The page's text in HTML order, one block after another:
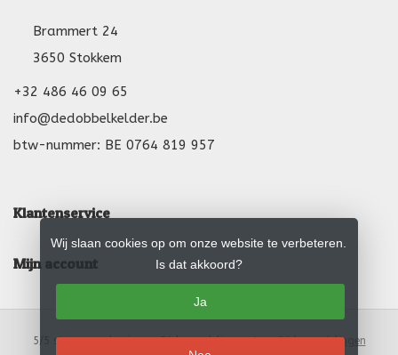
Brammert 24
3650 Stokkem
+32 486 46 09 65
info@dedobbelkelder.be
btw-nummer: BE 0764 819 957
Klantenservice
Mijn account
5 sterren op basis van24beoordelingen.Lees 24 beoordelingen
Wij slaan cookies op om onze website te verbeteren.
Is dat akkoord?
Ja